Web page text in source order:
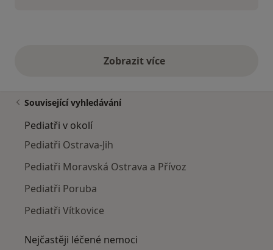
Zobrazit vícevýše uvedené názory
Související vyhledávání
Pediatři v okolí
Pediatři Ostrava-Jih
Pediatři Moravská Ostrava a Přívoz
Pediatři Poruba
Pediatři Vítkovice
Nejčastěji léčené nemoci